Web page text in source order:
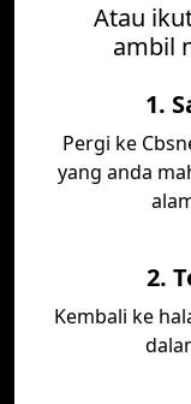
Atau
ambil
1.
Pergi ke
yang anda
2.
Kembali ke